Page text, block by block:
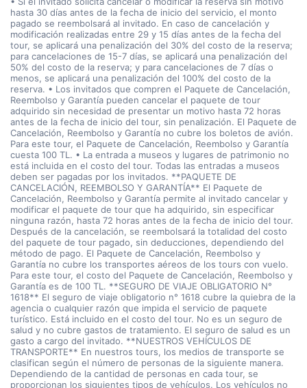
hasta 30 días antes de la fecha de inicio del servicio, el monto
pagado se reembolsará al invitado. En caso de cancelación y
modificación realizadas entre 29 y 15 días antes de la fecha del
tour, se aplicará una penalización del 30% del costo de la reserva;
para cancelaciones de 15-7 días, se aplicará una penalización del
50% del costo de la reserva; y para cancelaciones de 7 días o
menos, se aplicará una penalización del 100% del costo de la
reserva. • Los invitados que compren el Paquete de Cancelación,
Reembolso y Garantía pueden cancelar el paquete de tour
adquirido sin necesidad de presentar un motivo hasta 72 horas
antes de la fecha de inicio del tour, sin penalización. El Paquete de
Cancelación, Reembolso y Garantía no cubre los boletos de avión.
Para este tour, el Paquete de Cancelación, Reembolso y Garantía
cuesta 100 TL. • La entrada a museos y lugares de patrimonio no
está incluida en el costo del tour. Todas las entradas a museos
deben ser pagadas por los invitados. **PAQUETE DE
CANCELACIÓN, REEMBOLSO Y GARANTÍA** El Paquete de
Cancelación, Reembolso y Garantía permite al invitado cancelar y
modificar el paquete de tour que ha adquirido, sin especificar
ninguna razón, hasta 72 horas antes de la fecha de inicio del tour.
Después de la cancelación, se reembolsará la totalidad del costo
del paquete de tour pagado, sin deducciones, dependiendo del
método de pago. El Paquete de Cancelación, Reembolso y
Garantía no cubre los transportes aéreos de los tours con vuelo.
Para este tour, el costo del Paquete de Cancelación, Reembolso y
Garantía es de 100 TL. **SEGURO DE VIAJE OBLIGATORIO N°
1618** El seguro de viaje obligatorio n° 1618 cubre la quiebra de la
agencia o cualquier razón que impida el servicio de paquete
turístico. Está incluido en el costo del tour. No es un seguro de
salud y no cubre gastos de tratamiento. El seguro de salud es un
gasto a cargo del invitado. **NUESTROS VEHÍCULOS DE
TRANSPORTE** En nuestros tours, los medios de transporte se
clasifican según el número de personas de la siguiente manera.
Dependiendo de la cantidad de personas en cada tour, se
proporcionan los siguientes tipos de vehículos. Los vehículos no